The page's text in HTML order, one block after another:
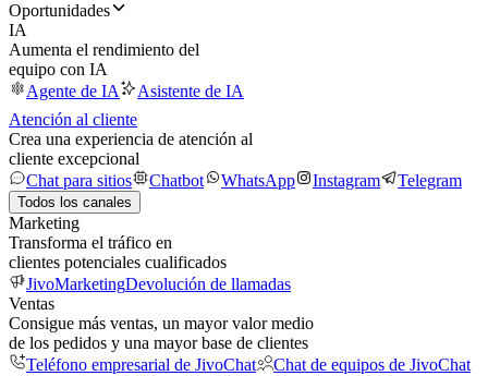
Oportunidades
IA
Aumenta el rendimiento del
equipo con IA
Agente de IA
Asistente de IA
Atención al cliente
Crea una experiencia de atención al
cliente excepcional
Chat para sitios
Chatbot WhatsApp Instagram Telegram
Todos los canales
Marketing
Transforma el tráfico en
clientes potenciales cualificados
JivoMarketingDevolución de llamadas
Ventas
Consigue más ventas, un mayor valor medio
de los pedidos y una mayor base de clientes
Teléfono empresarial de JivoChat
Chat de equipos de JivoChat